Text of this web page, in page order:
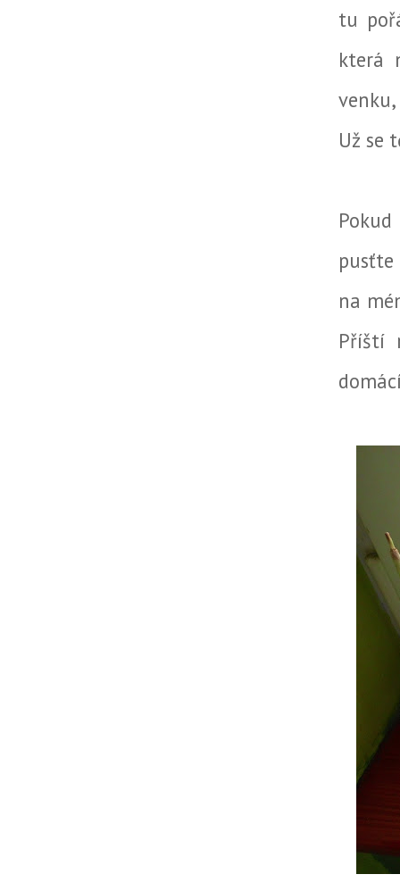
tu
která
Už se
na
Příští